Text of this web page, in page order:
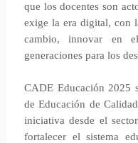
que los docentes son
exige la era digital, con
cambio, innovar en
generaciones para los
CADE Educación 2025
de Educación de
iniciativa desde el
fortalecer el sistema